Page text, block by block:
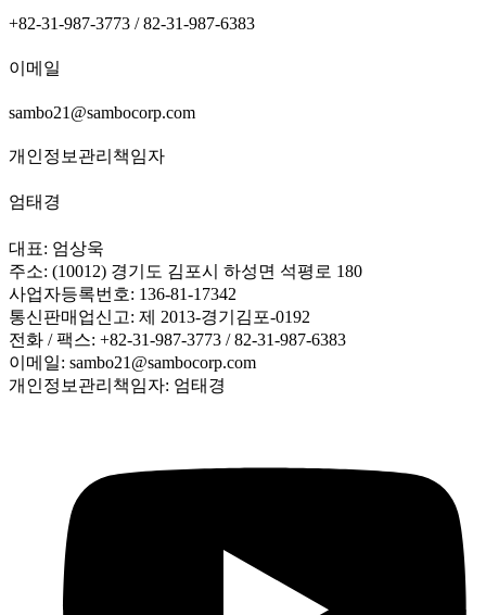
+82-31-987-3773 / 82-31-987-6383
이메일
sambo21@sambocorp.com
개인정보관리책임자
엄태경
대표: 엄상욱
주소: (10012) 경기도 김포시 하성면 석평로 180
사업자등록번호: 136-81-17342
통신판매업신고: 제 2013-경기김포-0192
전화 / 팩스: +82-31-987-3773 / 82-31-987-6383
이메일: sambo21@sambocorp.com
개인정보관리책임자: 엄태경